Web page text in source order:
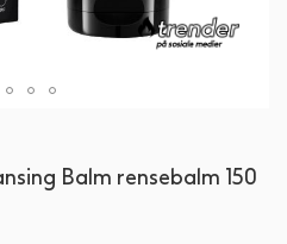
Balm rensebalm 150